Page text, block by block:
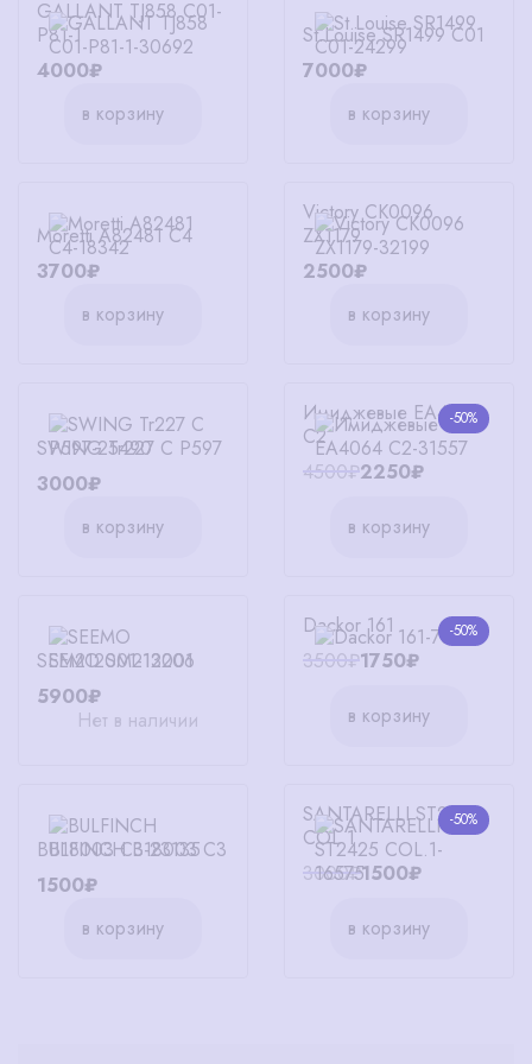
GALLANT TJ858 C01-
P81-1
4000₽
в корзину
St.Louise SR1499 C01
7000₽
в корзину
Moretti A82481 C4
3700₽
в корзину
Victory CK0096
ZX1179
2500₽
в корзину
SWING Tr227 C P597
3000₽
в корзину
-50%
Имиджевые EA4064
C2
4500₽2250₽
в корзину
SEEMO SM212001
5900₽
Нет в наличии
-50%
Dackor 161
3500₽1750₽
в корзину
BULFINCH B18003 C3
1500₽
в корзину
-50%
SANTARELLI ST2425
COL.1
3000₽1500₽
в корзину